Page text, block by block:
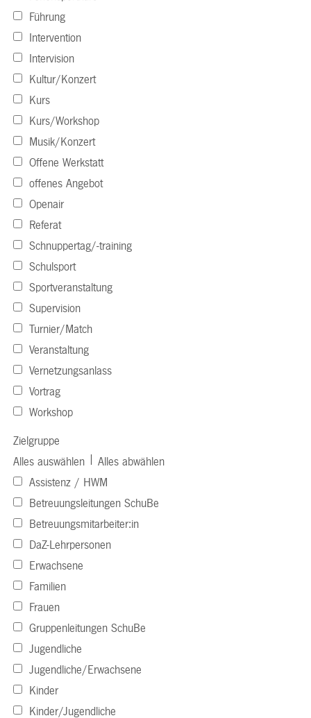
Führung
Intervention
Intervision
Kultur/Konzert
Kurs
Kurs/Workshop
Musik/Konzert
Offene Werkstatt
offenes Angebot
Openair
Referat
Schnuppertag/-training
Schulsport
Sportveranstaltung
Supervision
Turnier/Match
Veranstaltung
Vernetzungsanlass
Vortrag
Workshop
Zielgruppe
Alles auswählen
Alles abwählen
Assistenz / HWM
Betreuungsleitungen SchuBe
Betreuungsmitarbeiter:in
DaZ-Lehrpersonen
Erwachsene
Familien
Frauen
Gruppenleitungen SchuBe
Jugendliche
Jugendliche/Erwachsene
Kinder
Kinder/Jugendliche